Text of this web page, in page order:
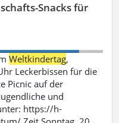
Snacks für
Weltkindertag,
Leckerbissen für die
Picnic auf der
und
https://h-